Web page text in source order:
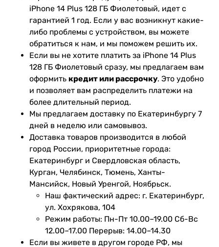
iPhone 14 Plus 128 ГБ Фиолетовый, идет с
гарантией 1 год. Если у вас возникнут какие-
либо проблемы с устройством, вы можете
обратиться к нам, и мы поможем решить их.
Если вы не хотите платить за iPhone 14 Plus
128 ГБ Фиолетовый сразу, мы предлагаем вам
оформить кредит или рассрочку. Это удобно
и позволяет вам распределить платежи на
более длительный период.
Мы предлагаем доставку по Екатеринбургу 7
дней в неделю или самовывоз.
Доставка товаров производится в любой
город России, приоритетные города:
Екатеринбург и Свердловская область,
Курган, Челябинск, Тюмень, Ханты-
Мансийск, Новый Уренгой, Ноябрьск.
Наш фактический адрес: г. Екатеринбург,
ул. Хохрякова, 104
Режим работы: Пн-Пт 10.00–19.00 Сб-Вс
12.00–17.00 Перерыв: 14.00–14.30
Если вы живете в другом городе РФ, мы